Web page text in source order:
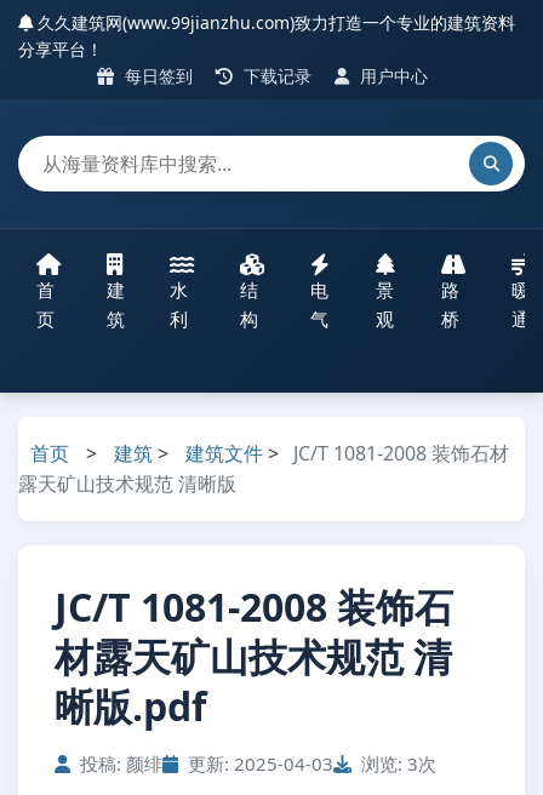
久久建筑网(www.99jianzhu.com)致力打造一个专业的建筑资料
分享平台！
每日签到
下载记录 用户中心
首
页
建
筑
水
利
结
构
电
气
景
观
路
桥
暖
通
首页 > 建筑> 建筑文件> JC/T 1081-2008 装饰石材
露天矿山技术规范 清晰版
JC/T 1081-2008 装饰石
材露天矿山技术规范 清
晰版.pdf
投稿: 颜绯 更新: 2025-04-03 浏览: 3次